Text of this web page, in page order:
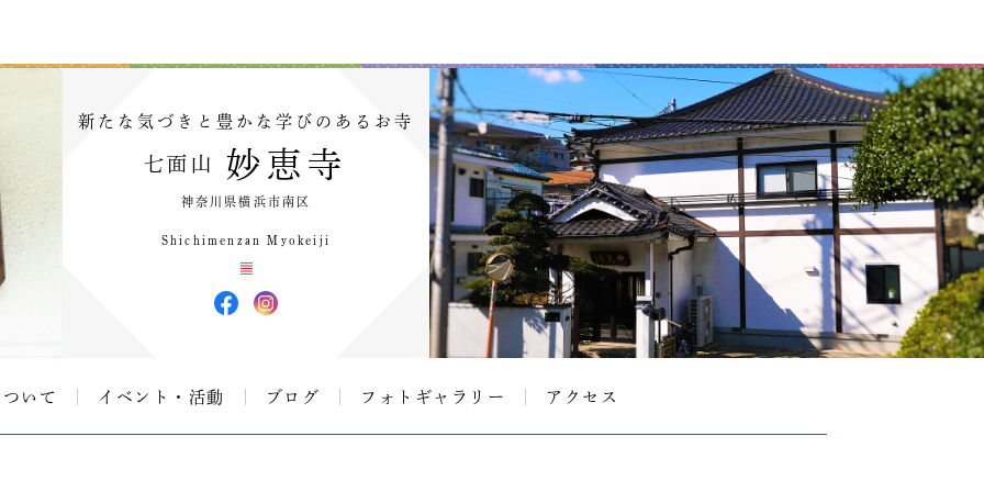
新たな気づきと豊かな学びのあるお寺
七面山 妙恵寺
神奈川県横浜市南区
Shichimenzan Myokeiji
いて イベント・活動 ブログ フォトギャラリー アクセス